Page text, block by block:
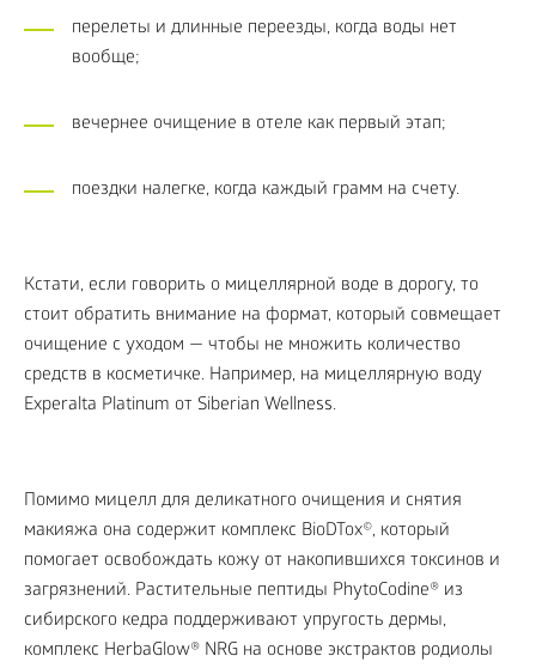
перелеты и длинные переезды, когда воды нет
вообще;
вечернее очищение в отеле как первый этап;
поездки налегке, когда каждый грамм на счету.
Кстати, если говорить о мицеллярной воде в дорогу, то
стоит обратить внимание на формат, который совмещает
очищение с уходом — чтобы не множить количество
средств в косметичке. Например, на мицеллярную воду
Experalta Platinum от Siberian Wellness.
Помимо мицелл для деликатного очищения и снятия
макияжа она содержит комплекс BioDTox©, который
помогает освобождать кожу от накопившихся токсинов и
загрязнений. Растительные пептиды PhytoCodine® из
сибирского кедра поддерживают упругость дермы,
комплекс HerbaGlow® NRG на основе экстрактов родиолы